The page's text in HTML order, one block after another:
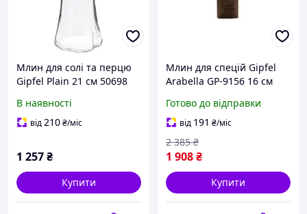
Млин для солі та перцю
Gipfel Plain 21 см 50698
В наявності
від210₴/міс
1 257₴
Купити
Млин для спецій Gipfel
Arabella GP-9156 16 см
Готово до відправки
від 191 ₴/міс
1 908₴
2 385 ₴
Купити